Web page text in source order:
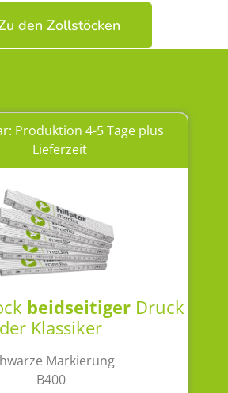
den Zollstöcken
Produktion 4-5 Tage plus
Lieferzeit
beidseitiger Druck
der Klassiker
Markierung
B400